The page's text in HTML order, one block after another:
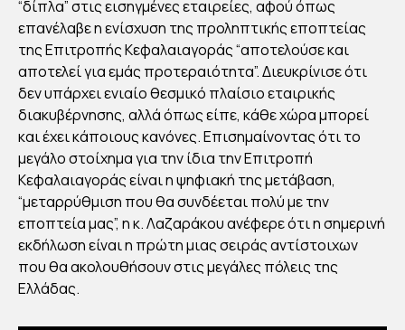
“δίπλα” στις εισηγμένες εταιρείες, αφού όπως
επανέλαβε η ενίσχυση της προληπτικής εποπτείας
της Επιτροπής Κεφαλαιαγοράς “αποτελούσε και
αποτελεί για εμάς προτεραιότητα”. Διευκρίνισε ότι
δεν υπάρχει ενιαίο θεσμικό πλαίσιο εταιρικής
διακυβέρνησης, αλλά όπως είπε, κάθε χώρα μπορεί
και έχει κάποιους κανόνες. Επισημαίνοντας ότι το
μεγάλο στοίχημα για την ίδια την Επιτροπή
Κεφαλαιαγοράς είναι η ψηφιακή της μετάβαση,
“μεταρρύθμιση που θα συνδέεται πολύ με την
εποπτεία μας”, η κ. Λαζαράκου ανέφερε ότι η σημερινή
εκδήλωση είναι η πρώτη μιας σειράς αντίστοιχων
που θα ακολουθήσουν στις μεγάλες πόλεις της
Ελλάδας.